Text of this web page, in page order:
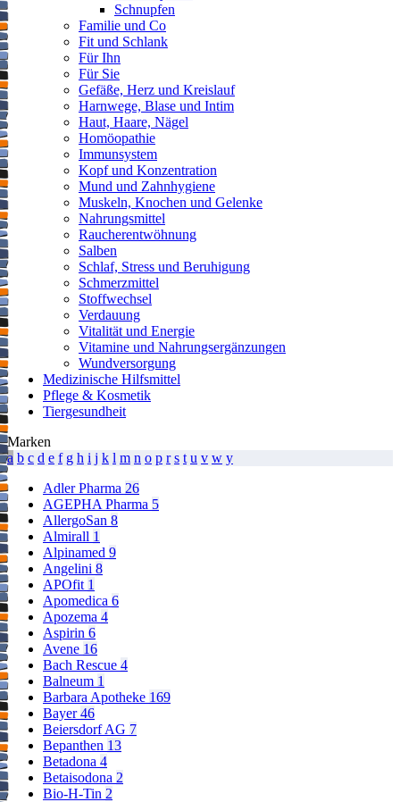
Brustschmerz, Brustenge, Schwindel,
Schwächegefühl, starker Juckreiz der Haut, tastbare Knoten auf der
Haut, Schwellung des Gesichtes, der Lippen, der Zunge und/oder
der Kehle umfassen und potenziell lebensbedrohlich sein.
Was Tantum Verde forte – Mundspray enthält
– Der Wirkstoff ist: Benzydaminhydrochlorid. 1 ml enthält 3 mg
Benzydaminhydrochlorid.
– Die sonstigen Bestandteile sind: Saccharin-Natrium, Methyl-4-
Hydroxybenzoat (Konservierungsmittel), Glycerol, 96 % Ethanol
(Alkohol), Pfefferminzaroma, Macrogolglycerolhydroxystearat,
gereinigtes Wasser.
Jeder Sprühstoß entspricht 0,17 ml Lösung.
Wichtige Hinweise:
Zugelassenes Arzneimittel: Zu Risiken und Nebenwirkungen lesen
Sie die Packungsbeilage und fragen Sie Ihren Arzt oder Apotheker.
Die angegebene empfohlene Tagesdosis nicht überschreiten. Für
Kinder unerreichbar aufbewahren.
Schnupfen
Familie und Co
Fit und Schlank
Für Ihn
Für Sie
Gefäße, Herz und Kreislauf
Harnwege, Blase und Intim
Haut, Haare, Nägel
Homöopathie
Immunsystem
Kopf und Konzentration
Mund und Zahnhygiene
Muskeln, Knochen und Gelenke
Nahrungsmittel
Raucherentwöhnung
Salben
Schlaf, Stress und Beruhigung
Schmerzmittel
Stoffwechsel
Verdauung
Vitalität und Energie
Vitamine und Nahrungsergänzungen
Wundversorgung
Medizinische Hilfsmittel
Pflege & Kosmetik
Tiergesundheit
Marken
a b c d e f g h i j k l m n o p r s t u v w y
Adler Pharma 26
AGEPHA Pharma 5
AllergoSan 8
Almirall 1
Alpinamed 9
Angelini 8
APOfit 1
Apomedica 6
Apozema 4
Aspirin 6
Avene 16
Bach Rescue 4
Balneum 1
Barbara Apotheke 169
Bayer46
Beiersdorf AG 7
Bepanthen 13
Betadona 4
Betaisodona 2
Bio-H-Tin 2